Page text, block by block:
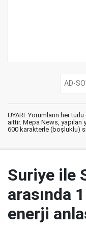
UYARI: Yorumların her
aittir. Mepa News,
600 karakterle (boşluklu)
Suriye ile
arasında
enerji